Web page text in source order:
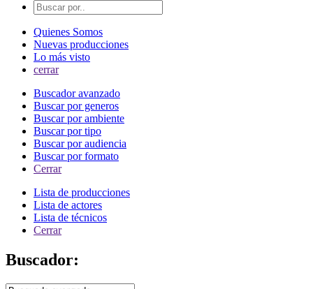
Quienes Somos
Nuevas producciones
Lo más visto
cerrar
Buscador avanzado
Buscar por generos
Buscar por ambiente
Buscar por tipo
Buscar por audiencia
Buscar por formato
Cerrar
Lista de producciones
Lista de actores
Lista de técnicos
Cerrar
Buscador: